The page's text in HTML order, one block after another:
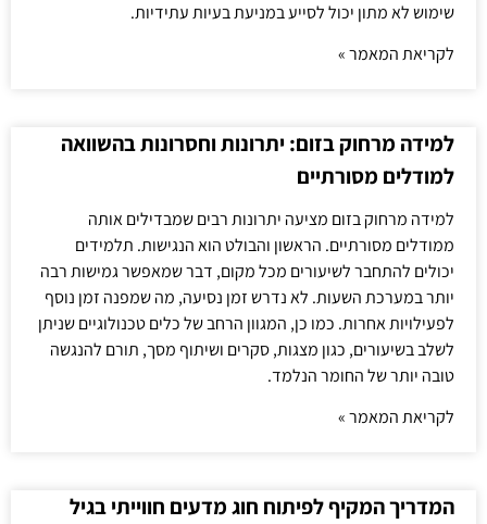
שימוש לא מתון יכול לסייע במניעת בעיות עתידיות.
לקריאת המאמר »
למידה מרחוק בזום: יתרונות וחסרונות בהשוואה
למודלים מסורתיים
למידה מרחוק בזום מציעה יתרונות רבים שמבדילים אותה
ממודלים מסורתיים. הראשון והבולט הוא הנגישות. תלמידים
יכולים להתחבר לשיעורים מכל מקום, דבר שמאפשר גמישות רבה
יותר במערכת השעות. לא נדרש זמן נסיעה, מה שמפנה זמן נוסף
לפעילויות אחרות. כמו כן, המגוון הרחב של כלים טכנולוגיים שניתן
לשלב בשיעורים, כגון מצגות, סקרים ושיתוף מסך, תורם להנגשה
טובה יותר של החומר הנלמד.
לקריאת המאמר »
המדריך המקיף לפיתוח חוג מדעים חווייתי בגיל